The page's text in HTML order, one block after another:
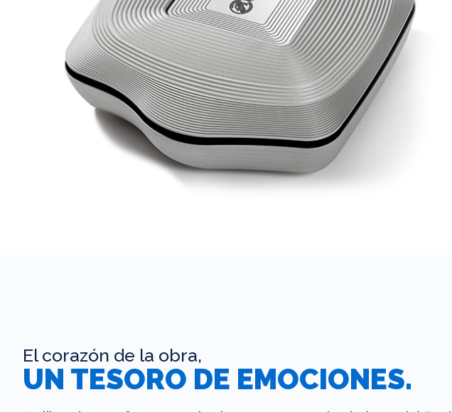
El corazón de la obra,
UN TESORO DE EMOCIONES.